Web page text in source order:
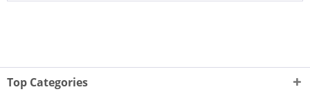
Top Categories